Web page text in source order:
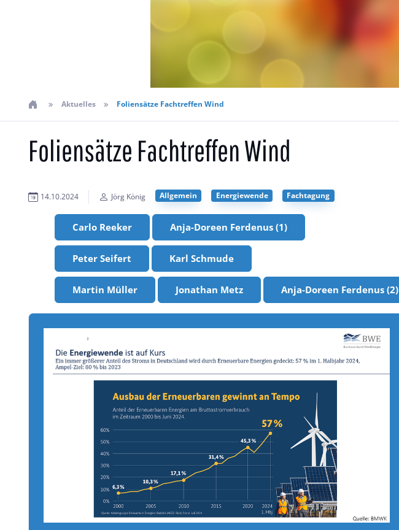
Aktuelles Foliensätze Fachtreffen Wind
Foliensätze Fachtreffen Wind
14.10.2024 Jörg König Allgemein Energiewende Fachtagung
Carlo Reeker Anja-Doreen Ferdenus (1)
Peter Seifert Karl Schmude
Martin Müller Jonathan Metz Anja-Doreen Ferdenus (2)